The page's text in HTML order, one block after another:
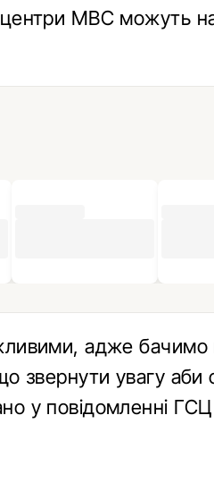
центри МВС можуть
адже бачимо
звернути увагу аби
у повідомленні